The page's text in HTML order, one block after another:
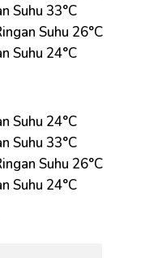
Suhu 33°C
Suhu 26°C
Suhu 24°C
Suhu 24°C
Suhu 33°C
Suhu 26°C
Suhu 24°C